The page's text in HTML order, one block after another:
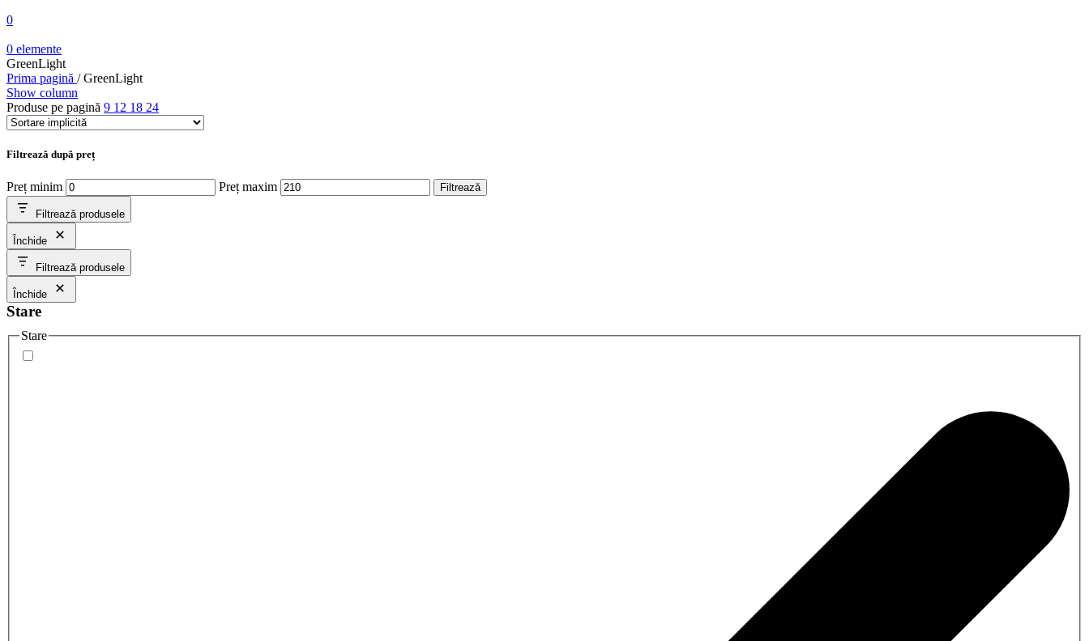
0
0 elemente
GreenLight
Prima pagină / GreenLight
Show column
Produse pe pagină 9 12 18 24
Filtrează după preț
Preț minim Preț maxim Filtrează
Filtrează produsele
Închide
Filtrează produsele
Închide
Stare
Stare